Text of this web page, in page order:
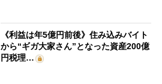
《利益は年5億円前後》住み込みバイト
から“ギガ大家さん”となった資産200億
円税理…